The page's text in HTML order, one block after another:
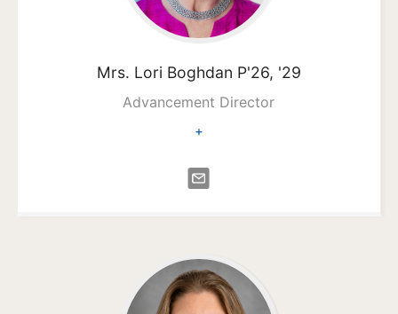
Mrs. Lori Boghdan P'26, '29
Advancement Director
+